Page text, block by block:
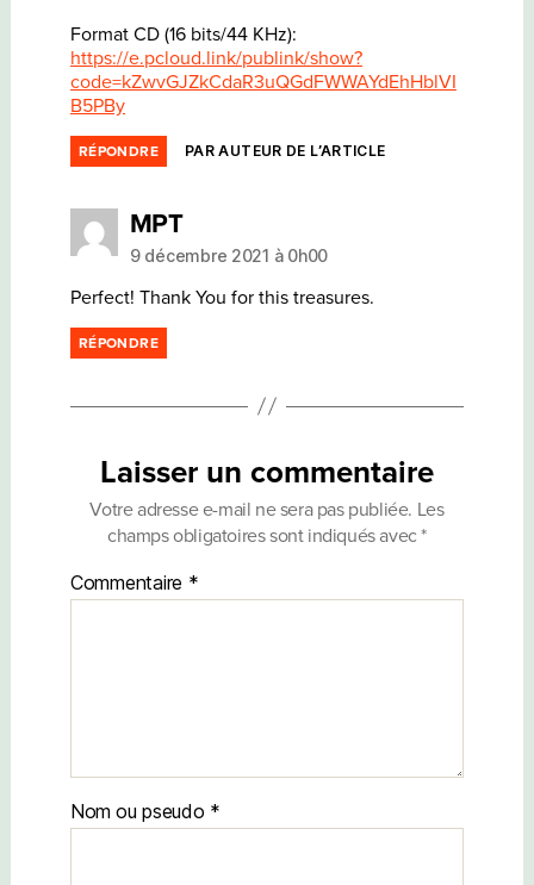
Format CD (16 bits/44 KHz):
https://e.pcloud.link/publink/show?
code=kZwvGJZkCdaR3uQGdFWWAYdEhHblVI
B5PBy
RÉPONDRE PAR AUTEUR DE L’ARTICLE
MPTdit :
9 décembre 2021 à 0h00
Perfect! Thank You for this treasures.
RÉPONDRE
Laisser un commentaire
Votre adresse e-mail ne sera pas publiée. Les
champs obligatoires sont indiqués avec*
Commentaire *
Nom